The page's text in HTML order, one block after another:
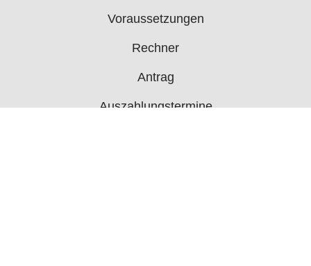
Voraussetzungen
Rechner
Antrag
Auszahlungstermine